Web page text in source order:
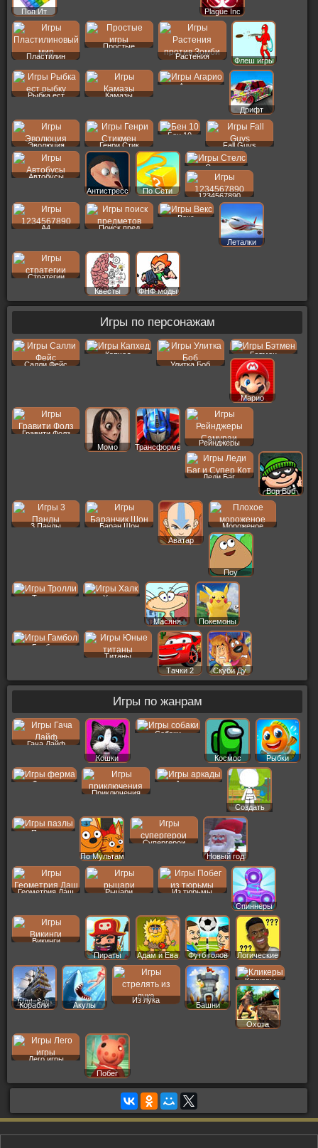
Поп Ит Plague Inc
Пластилин
Простые
Растения
Флеш игры
Рыбка ест Камазы
Агарио
Дрифт
Эволюция Генри Стик
Бен 10
Fall Guys
Автобусы
Антистресс
По Сети
Стелс
1234567890
A4 Поиск пред
Векс
Леталки
Стратегии
Квесты
ФНФ моды
Игры по персонажам
Салли Фейс
Капхед
Улитка Боб
Бэтмен
Марио
Гравити Фолз
Момо
Трансформеры
Рейнджеры
Леди Баг
Вор Боб
3 Панды
Баран Шон
Аватар
Мороженое
Поу
Тролли Халк
Масяня Покемоны
Гамбол
Титаны
Тачки 2
Скуби Ду
Игры по жанрам
Гача Лайф
Кошки
Собаки
Космос Рыбки
Ферма
Приключения
Аркады
Создать
Пер
Пазлы
По Мультам
Супергерои
Новый год
Геометрия Даш Рыцари
Из тюрьмы
Спиннеры
Викинги
Пираты
Адам и Ева Футб голов Логические
Корабли Акулы
Из лука
Башни
Кликеры
Охота
Лего игры
Побег